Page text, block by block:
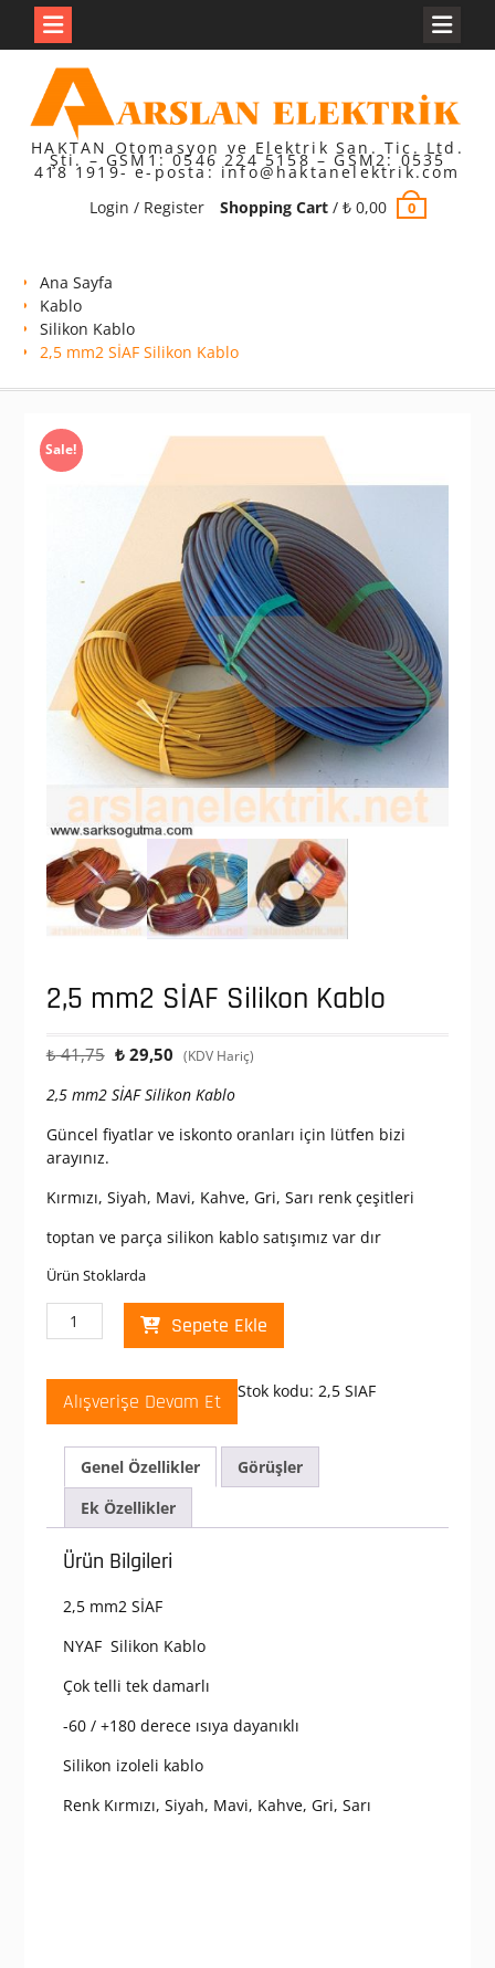
content
HAKTAN Otomasyon ve Elektrik San. Tic. Ltd.
Şti. – GSM1: 0546 224 5158 – GSM2: 0535
418 1919- e-posta: info@haktanelektrik.com
Login / Register
Shopping Cart/ ₺0,00 0
Ana Sayfa
Kablo
Silikon Kablo
2,5 mm2 SİAF Silikon Kablo
Sale!
2,5 mm2 SİAF Silikon Kablo
₺41,75 Orijinal
₺ 41,75.
₺29,50 Şu
fiyat:
₺ 29,50.
(KDV Hariç)
2,5 mm2 SİAF Silikon Kablo
Güncel fiyatlar ve iskonto oranları için lütfen bizi
arayınız.
Kırmızı, Siyah, Mavi, Kahve, Gri, Sarı renk çeşitleri
toptan ve parça silikon kablo satışımız var dır
Ürün Stoklarda
mm2
Silikon
Kablo
adet
Sepete Ekle
Alışverişe Devam Et Stok kodu: 2,5 SIAF
Genel Özellikler
Görüşler
Ek Özellikler
Ürün Bilgileri
2,5 mm2 SİAF
NYAF Silikon Kablo
Çok telli tek damarlı
-60 / +180 derece ısıya dayanıklı
Silikon izoleli kablo
Renk Kırmızı, Siyah, Mavi, Kahve, Gri, Sarı